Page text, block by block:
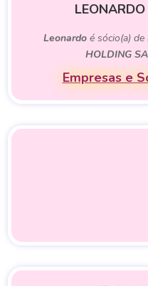
Leonardoé sócio(a) de
HOLDING SA
Empresas e